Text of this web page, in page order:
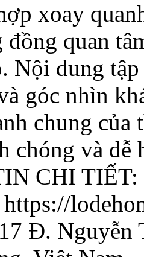
xoay
đồng quan
Nội dung
góc nhìn
chung
chóng và dễ
CHI TIẾT:
Đ. Nguyễn